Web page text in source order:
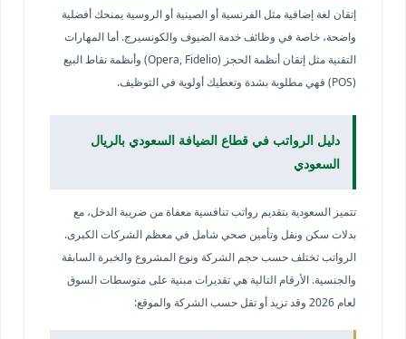
إتقان لغة إضافية مثل الفرنسية أو الصينية أو الروسية يمنحك أفضلية
واضحة، خاصة في وظائف خدمة الضيوف والكونسيرج. أما المهارات
التقنية مثل إتقان أنظمة الحجز (Opera, Fidelio) وأنظمة نقاط البيع
(POS) فهي مطلوبة بشدة وتعطيك أولوية في التوظيف.
دليل الرواتب في قطاع الضيافة السعودي بالريال
السعودي
تتميز السعودية بتقديم رواتب تنافسية معفاة من ضريبة الدخل، مع
بدلات سكن ونقل وتأمين صحي شامل في معظم الشركات الكبرى.
الرواتب تختلف حسب حجم الشركة ونوع المشروع والخبرة السابقة
والجنسية. الأرقام التالية هي تقديرات مبنية على متوسطات السوق
لعام 2026 وقد تزيد أو تقل حسب الشركة والموقع: